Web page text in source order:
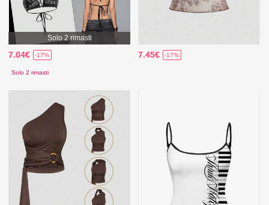
Solo 2 rimasti
7.04€ -17%
Solo 2 rimasti
7.45€ -17%